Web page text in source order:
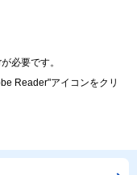
必要です。
Reader"アイコンをクリ